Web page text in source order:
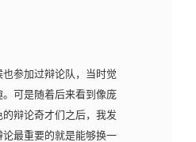
参加过辩论队，当时觉
。可是随着后来看到像庞
辩论奇才们之后，我发
论最重要的就是能够换一